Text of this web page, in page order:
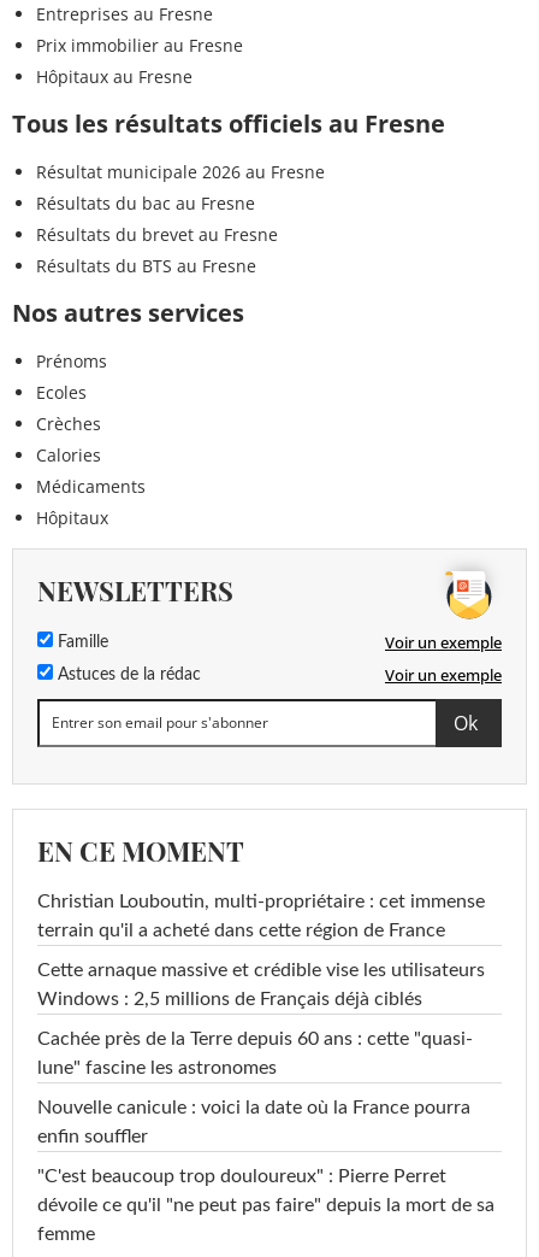
Entreprises au Fresne
Prix immobilier au Fresne
Hôpitaux au Fresne
Tous les résultats officiels au Fresne
Résultat municipale 2026 au Fresne
Résultats du bac au Fresne
Résultats du brevet au Fresne
Résultats du BTS au Fresne
Nos autres services
Prénoms
Ecoles
Crèches
Calories
Médicaments
Hôpitaux
NEWSLETTERS
Famille Voir un exemple
Astuces de la rédac Voir un exemple
EN CE MOMENT
Christian Louboutin, multi-propriétaire : cet immense
terrain qu'il a acheté dans cette région de France
Cette arnaque massive et crédible vise les utilisateurs
Windows : 2,5 millions de Français déjà ciblés
Cachée près de la Terre depuis 60 ans : cette "quasi-
lune" fascine les astronomes
Nouvelle canicule : voici la date où la France pourra
enfin souffler
"C'est beaucoup trop douloureux" : Pierre Perret
dévoile ce qu'il "ne peut pas faire" depuis la mort de sa
femme